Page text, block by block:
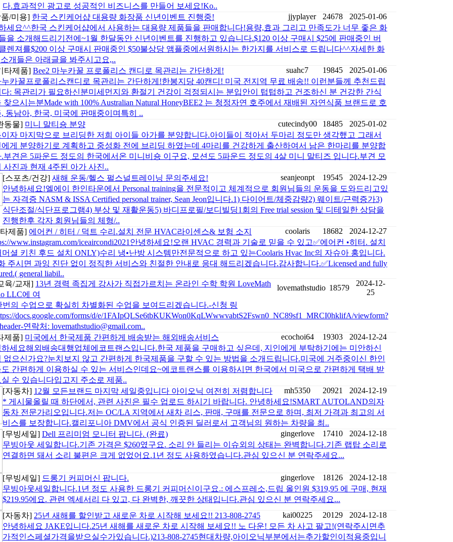
다.효과적인 광고로 성공적인 비즈니스를 만들어 보세요!Ko..
/미용] 한국 스킨케어샵 대용량 화장품 신년이벤트 진행중! jjyplayer 24678
2025-01-06
세요^^한국 스킨케어샵에서 사용하는 대용량 제품들을 판매합니다!용량,효과 그리고 만족도가 너무 좋은 화
을 소개해드리기전에~1월 한달동안 신년이벤트를 진행하고 있습니다.$120 이상 구매시 $25에 판매중인 버
렌져를$200 이상 구매시 판매중인 $50불상당 앰플중에서원하시는 한가지를 서비스로 드립니다^^자세한 화
개들은 아래글을 봐주시고요,..
타제품] Bee2 마누카꿀 프로폴리스 캔디로 목관리는 간단하게! suahc7 19845
2025-01-06
누카꿀프로폴리스캔디로 목관리는 간단하게!한봉지당 40캔디! 미국 전지역 무료 배송!! 이런분들께 추천드립
다: 목관리가 필요하신분미세먼지와 환절기 건강이 걱정되시는 분입안이 텁텁하고 건조하신 분 건강한 간식
찾으시는분Made with 100% Australian Natural HoneyBEE2 는 청정자연 호주에서 재배된 자연식품 브랜드로 호
동남아, 한국, 미국에 판매중이며특히 ..
동물] 미니 말티숑 분양 cutecindy00 18485
2025-01-02
자 마지막으로 브리딩한 저희 아이들 아가를 분양합니다.아이들이 적아서 두마리 정도만 생각했고 그래서
게 분양하기로 계획하고 중성화 전에 브리딩 하였는데 4마리를 건강하게 출산하여서 남은 한마리를 분양합
부견은 5파운드 정도의 한국에서온 미니비숑 이구요, 모션도 5파운드 정도의 4살 미니 말티즈 입니다.부견 모
사진과 현재 4주된 아가 사진..
[스포츠/건강] 새해 운동/헬스 펄스널트레이닝 문의주세요! seanjeonpt 19545
2024-12-29
안녕하세요!엘에이 한인타운에서 Personal training을 전문적이고 체계적으로 회원님들의 운동을 도와드리고있
는 자격증 NASM & ISSA Certified personal trainer, Sean Jeon입니다.1) 다이어트/체중감량2) 웨이트/근력증가3)
식단조절/식단프로그램4) 부상 및 재활운동5) 바디프로필/보디빌딩1회의 Free trial session 및 디테일한 상담을
진행한후 각자 회원님들의 체형/..
제품] 에어컨 / 히터 / 덕트 수리.설치 전문 HVAC라이센스& 보험 소지 coolaris 18682
2024-12-27
www.instagram.com/iceaircondi2021안녕하세요!오랜 HVAC 경력과 기술로 믿을 수 있고✅에어컨 •히터. 설치
머셜 키친 후드 설치 ONLY)수리 냉•난방 시스템만전문적으로 하고 있는Coolaris Hvac Inc의 자슈아 홍입니다.
주시면 과잉 진단 없이 정직한 서비스와 친절한 안내로 응대 해드리겠습니다.감사합니다.✅Licensed and fully
general liabil..
육/교재] 13년 경력 족집게 강사가 직접가르치는 온라인 수학 학원 LoveMath
LLC에 여
lovemathstudio 18579
2024-12-
25
번의 수업으로 확실히 차별화된 수업을 보여드리겠습니다.-신청 링
docs.google.com/forms/d/e/1FAIpQLSe6tbKUKWon0KqLWwwvabtS2Fswn0_NC89sf1_MRCI0hklifA/viewform?
연락처: lovemathstudio@gmail.com..
제품] 미국에서 한국제품 간편하게 배송받는 해외배송서비스 ecochoi64 19303
2024-12-24
세요해외배송대행업체에코트랜스입니다.한국 제품을 구매하고 싶은데, 지인에게 부탁하기에는 미안하신
없으신가요?눈치보지 않고 간편하게 한국제품을 구할 수 있는 방법을 소개드립니다.미국에 거주중이신 한인
간편하게 이용하실 수 있는 서비스인데요~에코트랜스를 이용하시면 한국에서 미국으로 간편하게 택배 받
수 있습니다입고지 주소로 제품..
[자동차] 12월 모든브랜드 마지막 세일중입니다 아이오닉 여전히 저렴합니다 mh5350 20921
2024-12-19
* 게시물올릴 때 하단에서, 관련 사진은 필수 업로드 하시기 바랍니다. 안녕하세요!SMART AUTOLAND의자
동차 전문가리오입니다.저는 OC/LA 지역에서 새차 리스, 판매, 구매를 전문으로 하며, 최저 가격과 최고의 서
비스를 보장합니다.캘리포니아 DMV에서 공식 인증된 딜러로서 고객님의 원하는 차량을 최..
[무빙세일] Dell 프리미엄 모니터 팝니다. (완료) gingerlove 17410
2024-12-18
무빙아웃 세일합니다.기존 가격은 $260였구요. 소리 안 들리는 이슈외의 상태는 완벽합니다.기존 랩탑 소리로
연결하면 돼서 소리 불편은 크게 없었어요.1년 정도 사용하였습니다.관심 있으신 분 연락주세요...
[무빙세일] 드롱기 커피머신 팝니다. gingerlove 18126
2024-12-18
무빙아웃세일합니다.1년 정도 사용한 드롱기 커피머신이구요.: 에스프레소,드립 올인원 $319,95 에 구매, 현재
$219.95에요. 관련 엑세서리 다 있고, 다 완벽한, 깨끗한 상태입니다.관심 있으신 분 연락주세요...
[자동차] 25년 새해를 할인받고 새로운 차로 시작해 보세요!! 213-808-2745 kai00225 20129
2024-12-18
안녕하세요 JAKE입니다.25년 새해를 새로운 차로 시작해 보세요!! 노 다운! 모든 차 사고 팔고!(연락주시면추
가적인스페셜가격을받으실수가있습니다.)213-808-2745현대차량,아이오닉부분에서는추가할인이적용중입니